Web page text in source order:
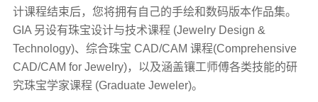
计课程结束后，您将拥有自己的手绘和数码版本作品集。
GIA 另设有珠宝设计与技术课程 (Jewelry Design &
Technology)、综合珠宝 CAD/CAM 课程(Comprehensive
CAD/CAM for Jewelry)，以及涵盖镶工师傅各类技能的研
究珠宝学家课程 (Graduate Jeweler)。